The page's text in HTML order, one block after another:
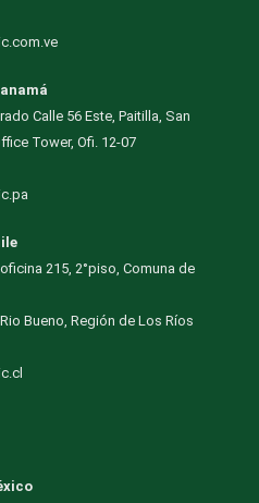
Calle 56 Este, Paitilla, San
Tower, Ofi. 12-07
215, 2°piso, Comuna de
Bueno, Región de Los Ríos